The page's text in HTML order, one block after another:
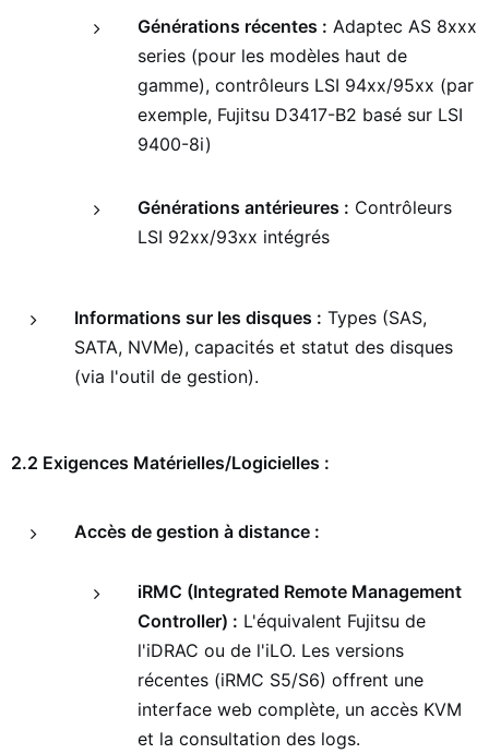
Générations récentes : Adaptec AS 8xxx
series (pour les modèles haut de
gamme), contrôleurs LSI 94xx/95xx (par
exemple, Fujitsu D3417-B2 basé sur LSI
9400-8i)
Générations antérieures : Contrôleurs
LSI 92xx/93xx intégrés
Informations sur les disques : Types (SAS,
SATA, NVMe), capacités et statut des disques
(via l'outil de gestion).
2.2 Exigences Matérielles/Logicielles :
Accès de gestion à distance :
iRMC (Integrated Remote Management
Controller) : L'équivalent Fujitsu de
l'iDRAC ou de l'iLO. Les versions
récentes (iRMC S5/S6) offrent une
interface web complète, un accès KVM
et la consultation des logs.